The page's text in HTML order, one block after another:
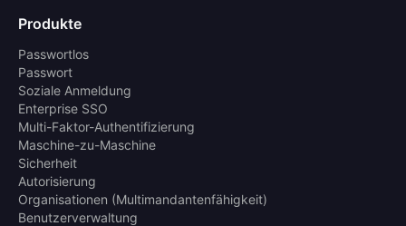
Produkte
Passwortlos
Passwort
Soziale Anmeldung
Enterprise SSO
Multi-Faktor-Authentifizierung
Maschine-zu-Maschine
Sicherheit
Autorisierung
Organisationen (Multimandantenfähigkeit)
Benutzerverwaltung